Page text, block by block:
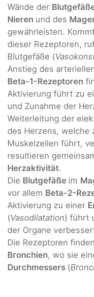
Wände der
Nieren und des
gewährleisten.
dieser Rezeptoren,
Blutgefäße (
Anstieg des
Beta-1-Rezeptoren
Aktivierung führt zu
und Zunahme der
Weiterleitung der
des Herzens, welche
Muskelzellen führt,
resultieren
Herzaktivität.
Die Blutgefäße im
vor allem Beta-2-
Aktivierung zu einer
(Vasodilatation) führt
der Organe
Die Rezeptoren
Bronchien, wo sie
Durchmessers (